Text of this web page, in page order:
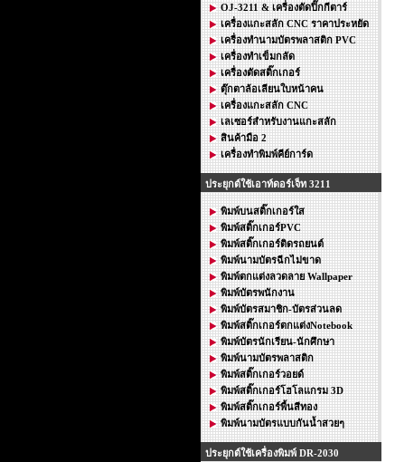
OJ-3211 & เครื่องตัดปิ๊กกีตาร์
เครื่องแกะสลัก CNC ราคาประหยัด
เครื่องทำนามบัตรพลาสติก PVC
เครื่องทำเข็มกลัด
เครื่องตัดสติ๊กเกอร์
ตุ๊กตาล้อเลียนใบหน้าคน
เครื่องแกะสลัก CNC
เลเซอร์สำหรับงานแกะสลัก
สินค้ามือ 2
เครื่องทำพิมพ์คีย์การ์ด
ประยุกต์ใช้เอาท์ดอร์เจ็ท 3211
พิมพ์บนสติ๊กเกอร์ใส
พิมพ์สติ๊กเกอร์PVC
พิมพ์สติ๊กเกอร์ติดรถยนต์
พิมพ์นามบัตรฉีกไม่ขาด
พิมพ์ตกแต่งลวดลาย Wallpaper
พิมพ์บัตรพนักงาน
พิมพ์บัตรสมาชิก-บัตรส่วนลด
พิมพ์สติ๊กเกอร์ตกแต่งNotebook
พิมพ์บัตรนักเรียน-นักศึกษา
พิมพ์นามบัตรพลาสติก
พิมพ์สติ๊กเกอร์วอยด์
พิมพ์สติ๊กเกอร์โฮโลแกรม 3D
พิมพ์สติ๊กเกอร์พื้นสีทอง
พิมพ์นามบัตรแบบกันน้ำสวยๆ
ประยุกต์ใช้เครื่องพิมพ์ DR-2030